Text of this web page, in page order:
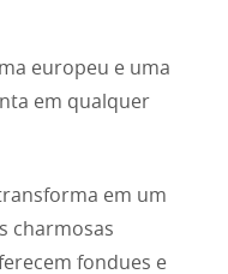
europeu e uma
em qualquer
em um
charmosas
fondues e